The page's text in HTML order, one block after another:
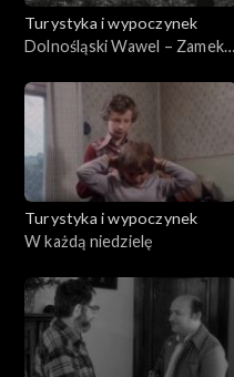
Turystyka i wypoczynek
Dolnośląski Wawel – Zamek
Turystyka i wypoczynek
W każdą niedzielę